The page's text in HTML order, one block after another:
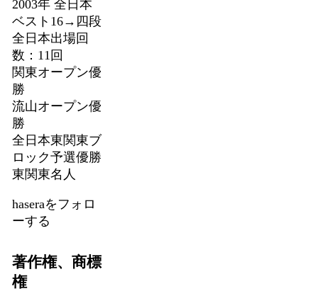
2003年 全日本
ベスト16→四段
全日本出場回
数：11回
関東オープン優
勝
流山オープン優
勝
全日本東関東ブ
ロック予選優勝
東関東名人
haseraをフォロ
ーする
著作権、商標
権